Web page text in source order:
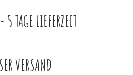
5 TAGE LIEFERZEIT
VERSAND